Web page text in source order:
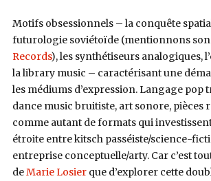
Motifs obsessionnels – la conquête
futurologie soviétoïde (mentionnons son
Records), les synthétiseurs analogiques,
la library music – caractérisant une
les médiums d’expression. Langage pop
dance music bruitiste, art sonore, pièces
comme autant de formats qui
étroite entre kitsch passéiste/science-
entreprise conceptuelle/arty. Car c’est
deMarie Losierque d’explorer cette